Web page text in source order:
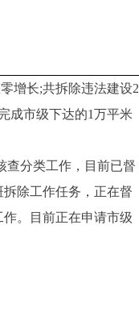
增长;共拆除违法建设2
成市级下达的1万平米
分类工作，目前已督
除工作任务，正在督
。目前正在申请市级